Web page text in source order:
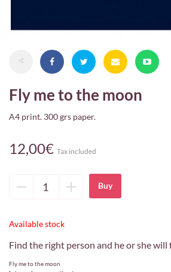
Fly me to the moon
A4 print. 300 grs paper.
12,00€ Tax included
Available stock
Find the right person and he or she
Fly me to the moon